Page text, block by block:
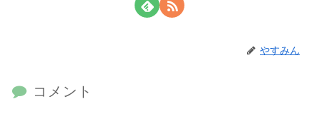
やすみん
コメント